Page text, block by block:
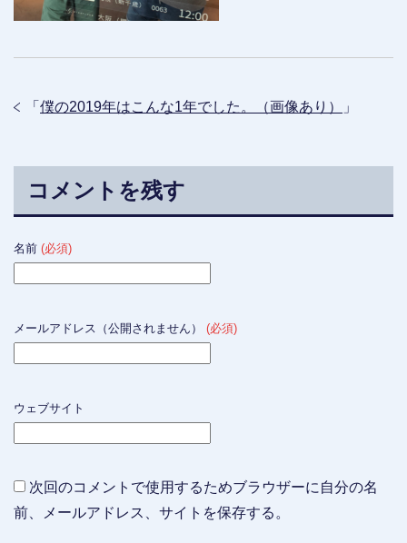
「 僕の2019年はこんな1年でした。（画像あり） 」
コメントを残す
名前 (必須)
メールアドレス（公開されません） (必須)
ウェブサイト
次回のコメントで使用するためブラウザーに自分の名
前、メールアドレス、サイトを保存する。